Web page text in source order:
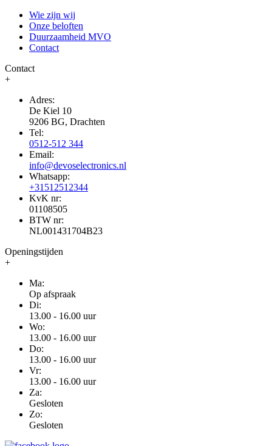
Wie zijn wij
Onze beloften
Duurzaamheid MVO
Contact
Contact
+
Adres:
De Kiel 10
9206 BG, Drachten
Tel:
0512-512 344
Email:
info@devoselectronics.nl
Whatsapp:
+31512512344
KvK nr:
01108505
BTW nr:
NL001431704B23
Openingstijden
+
Ma:
Op afspraak
Di:
13.00 - 16.00 uur
Wo:
13.00 - 16.00 uur
Do:
13.00 - 16.00 uur
Vr:
13.00 - 16.00 uur
Za:
Gesloten
Zo:
Gesloten